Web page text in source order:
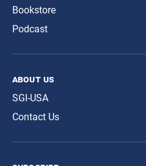
Bookstore
Podcast
about us
SGI-USA
Contact Us